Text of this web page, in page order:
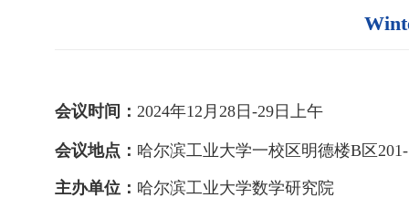
会议时间： 2024年12 月 28 日-29 日 上午
会议地点： 哈尔滨工业大学一校区明德楼B区
主办单位： 哈尔滨工业大学数学研究院